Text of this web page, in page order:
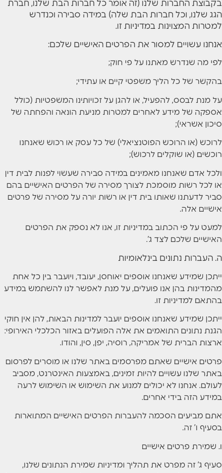
בקבוצת החברות שלנו (זה אומר כל חברות הבת שלנו, חברת
הגג שלנו, וכל חברות הבת שלה) במידה סבירה וכנדרש
למטרות המצוינות במדיניות זו.
אנחנו עשויים למסור את הפרטים האישיים שלכם:
לפי מה שנדרש מאתנו על פי חוק;
בהקשר של כל הליך משפטי קיים או עתידי;
על מנת לבסס, להפעיל, או להגן על זכויותינו המשפטיות (כולל
אספקה של מידע לאחרים למטרות מניעת הונאה והפחתה של
סיכון אשראי);
לרוכש (או הרוכש הפוטנציאלי) של כל עסק או רכוש שאנחנו
רוכשים (או שוקלים לרכוש);
ולכל אדם שאנחנו מאמינים במידה סבירה שעשוי לפנות לבית דין
או לכל רשות מוסמכת לצורך מסירה של הפרטים האישיים בהם
סביר לדעתנו שאותו בית דין או רשות יורה על מסירה של פרטים
אישיים אלה.
למעט על פי הכתוב במדיניות זו, אנו לא נספק את הפרטים
האישיים שלכם לצד ג’.
ה. העברות נתונים בינלאומיות
ייתכן שמידע שאנחנו אוספים יאוחסן, יעובד, ויועבר בין כל אחת
מהמדינות בהן אנו פועלים, על מנת לאפשר לנו להשתמש במידע
בהתאם למדיניות זו.
ייתכן שמידע שאנחנו אוספים יועבר למדינות הבאות, להן אין חוקי
הגנת נתונים התואמים את אלה הפועלים באזור הכלכלי האירופי:
ארצות הברית של אמריקה, רוסיה, יפן, סין, והודו.
פרטים אישיים שאתם מפרסמים באתר שלנו או מוסרים לפרסום
באתר שלנו עשויים להיות זמינים, באמצעות האינטרנט, מסביב
לעולם. אנחנו לא יכולים למנוע את השימוש או השימוש לרעה
במידע הזה בידי אחרים.
אתם מביעים הסכמה להעברות הפרטים האישיים המתוארות
בסעיף ו’ זה.
ו. שמירת פרטים אישיים
סעיף ג’ זה מפרט את תהליך ומדיניות שמירת הנתונים שלנו,